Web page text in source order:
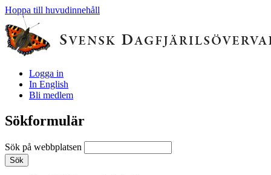
Hoppa till huvudinnehåll
Logga in
In English
Bli medlem
Sökformulär
Sök på webbplatsen